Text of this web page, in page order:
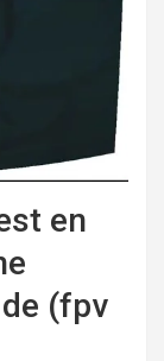
en
(fpv